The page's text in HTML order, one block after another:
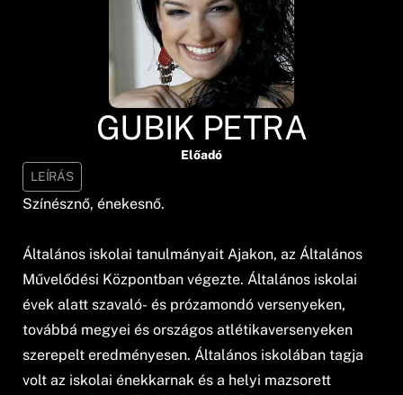
GUBIK PETRA
Előadó
LEÍRÁS
Színésznő, énekesnő.
Általános iskolai tanulmányait Ajakon, az Általános
Művelődési Központban végezte. Általános iskolai
évek alatt szavaló- és prózamondó versenyeken,
továbbá megyei és országos atlétikaversenyeken
szerepelt eredményesen. Általános iskolában tagja
volt az iskolai énekkarnak és a helyi mazsorett